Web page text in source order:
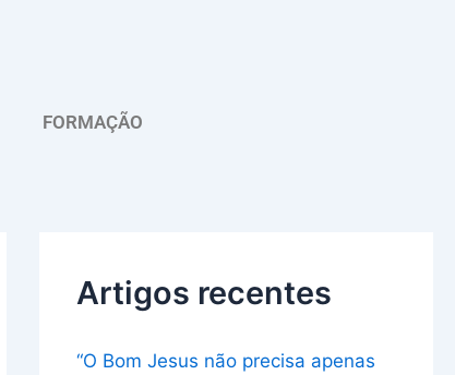
FORMAÇÃO
Artigos recentes
“O Bom Jesus não precisa apenas
u